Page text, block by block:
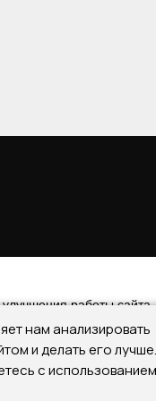
работы сайта.
Настроить
№ 290393787,
нам анализировать
и делать его
с